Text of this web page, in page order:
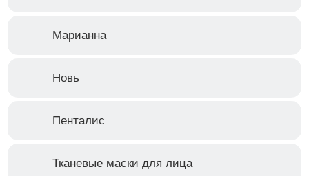
Марианна
Новь
Пенталис
Тканевые маски для лица